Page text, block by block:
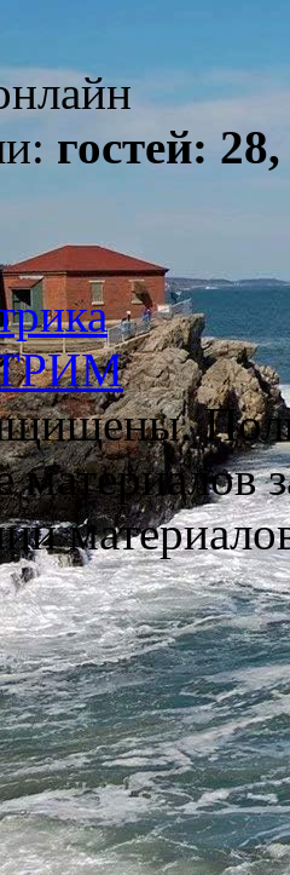
гостей:
материалов